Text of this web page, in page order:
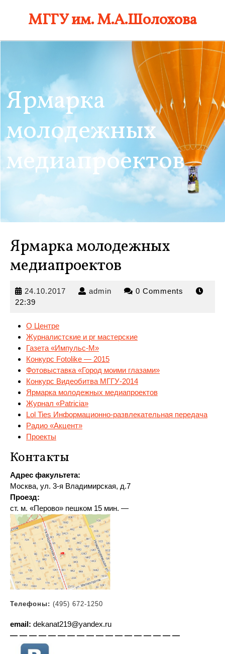
МГГУ им. М.А.Шолохова
Ярмарка
молодежных
медиапроектов
Ярмарка молодежных
медиапроектов
24.10.2017 24.10.2017
admin admin 0 Comments
22:39
О Центре
Журналистские и pr мастерские
Газета «Импульс-М»
Конкурс Fotolike — 2015
Фотовыставка «Город моими глазами»
Конкурс Видеобитва МГГУ-2014
Ярмарка молодежных медиапроектов
Журнал «Patricia»
Lol Ties Информационно-развлекательная передача
Радио «Акцент»
Проекты
Контакты
Адрес факультета:
Москва, ул. 3-я Владимирская, д.7
Проезд:
ст. м. «Перово» пешком 15 мин. —
Телефоны: (495) 672-1250
email: dekanat219@yandex.ru
— — — — — — — — — — — — — — — — — —